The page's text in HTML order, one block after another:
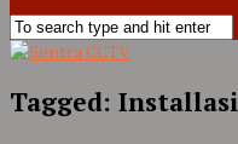
Tagged: Installasi